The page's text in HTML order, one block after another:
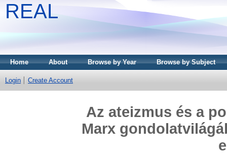
REAL
Home About Browse by Year Browse by Subject
Login Create Account
Az ateizmus és a
Marx